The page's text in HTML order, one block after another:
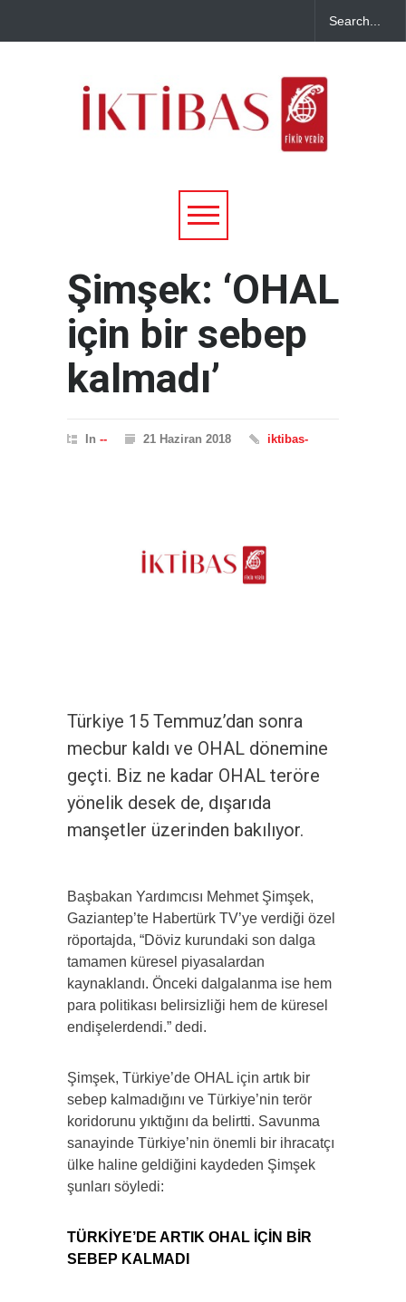
Şimşek: ‘OHAL
için bir sebep
kalmadı’
In -- 21 Haziran 2018 iktibas-
Türkiye 15 Temmuz’dan sonra
mecbur kaldı ve OHAL dönemine
geçti. Biz ne kadar OHAL teröre
yönelik desek de, dışarıda
manşetler üzerinden bakılıyor.
Başbakan Yardımcısı Mehmet Şimşek,
Gaziantep’te Habertürk TV’ye verdiği özel
röportajda, “Döviz kurundaki son dalga
tamamen küresel piyasalardan
kaynaklandı. Önceki dalgalanma ise hem
para politikası belirsizliği hem de küresel
endişelerdendi.” dedi.
Şimşek, Türkiye’de OHAL için artık bir
sebep kalmadığını ve Türkiye’nin terör
koridorunu yıktığını da belirtti. Savunma
sanayinde Türkiye’nin önemli bir ihracatçı
ülke haline geldiğini kaydeden Şimşek
şunları söyledi:
TÜRKİYE’DE ARTIK OHAL İÇİN BİR
SEBEP KALMADI